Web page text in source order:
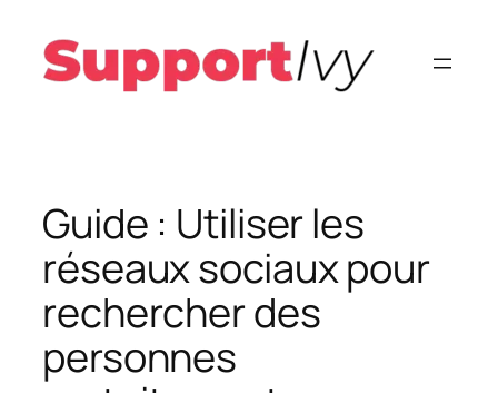
contenu
Guide : Utiliser les
réseaux sociaux pour
rechercher des
personnes